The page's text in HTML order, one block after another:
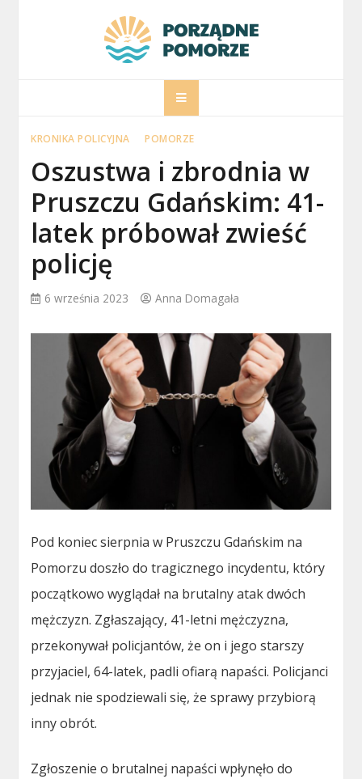
Informacje na temat Pomorza
KRONIKA POLICYJNA POMORZE
Oszustwa i zbrodnia w
Pruszczu Gdańskim: 41-
latek próbował zwieść
policję
6 września 2023 Anna Domagała
Pod koniec sierpnia w Pruszczu Gdańskim na
Pomorzu doszło do tragicznego incydentu, który
początkowo wyglądał na brutalny atak dwóch
mężczyzn. Zgłaszający, 41-letni mężczyzna,
przekonywał policjantów, że on i jego starszy
przyjaciel, 64-latek, padli ofiarą napaści. Policjanci
jednak nie spodziewali się, że sprawy przybiorą
inny obrót.
Zgłoszenie o brutalnej napaści wpłynęło do